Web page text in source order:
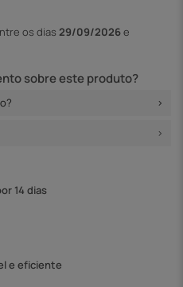
os dias 29/09/2026e
sobre este produto?
14 dias
e eficiente